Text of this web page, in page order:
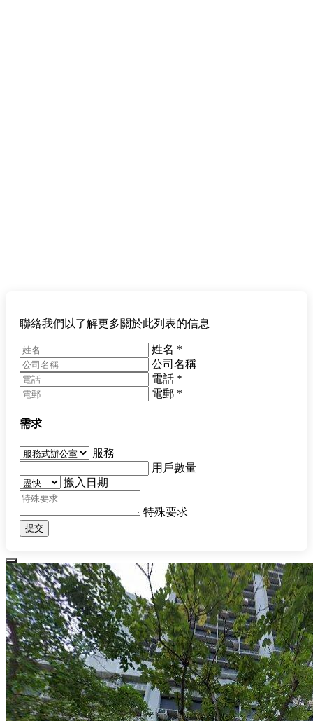
聯絡我們以了解更多關於此列表的信息
姓名 *
公司名稱
電話 *
電郵 *
需求
服務
用戶數量
搬入日期
特殊要求
提交